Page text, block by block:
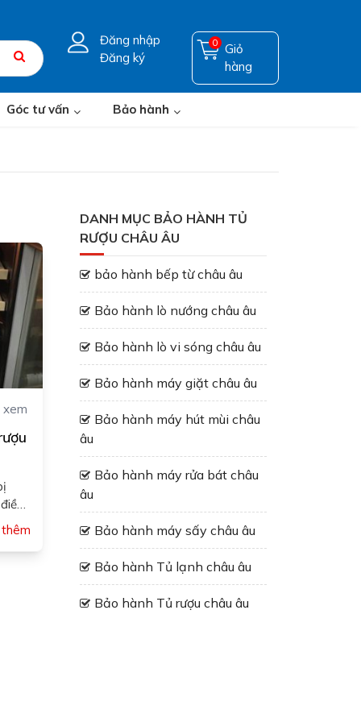
Đăng nhập
Đăng ký
Giỏ
hàng
0
Góc tư vấn Bảo hành
DANH MỤC BẢO HÀNH TỦ
RƯỢU CHÂU ÂU
bảo hành bếp từ châu âu
Bảo hành lò nướng châu âu
Bảo hành lò vi sóng châu âu
Bảo hành máy giặt châu âu
Bảo hành máy hút mùi châu
âu
Bảo hành máy rửa bát châu
âu
Bảo hành máy sấy châu âu
Bảo hành Tủ lạnh châu âu
Bảo hành Tủ rượu châu âu